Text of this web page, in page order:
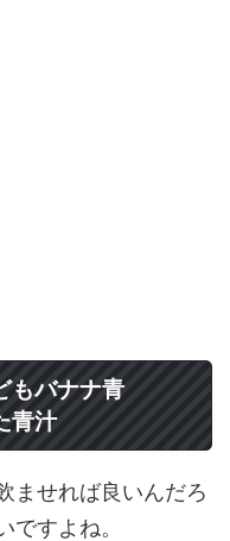
もバナナ青
青汁
ませれば良いんだろ
ですよね。